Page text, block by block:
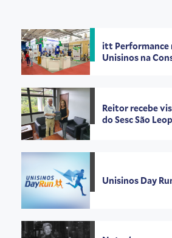
itt Performance
Unisinos na
Reitor recebe
do Sesc São
Unisinos Day